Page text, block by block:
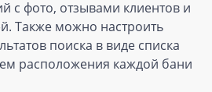
с фото, отзывами клиентов и
Также можно настроить
поиска в виде списка
расположения каждой бани